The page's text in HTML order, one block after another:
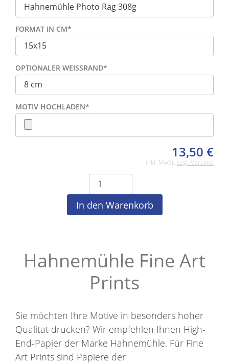
FORMAT IN CM*
OPTIONALER WEISSRAND *
MOTIV HOCHLADEN*
13,50 €
inkl. MwSt. zzgl. Versand
Hahnemühle Fine Art
Prints
Sie möchten Ihre Motive in besonders hoher
Qualitat drucken? Wir empfehlen Ihnen High-
End-Papier der Marke Hahnemühle. Für Fine
Art Prints sind Papiere der